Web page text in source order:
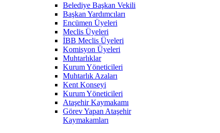
Belediye Başkan Vekili
Başkan Yardımcıları
Encümen Üyeleri
Meclis Üyeleri
İBB Meclis Üyeleri
Komisyon Üyeleri
Muhtarlıklar
Kurum Yöneticileri
Muhtarlık Azaları
Kent Konseyi
Kurum Yöneticileri
Ataşehir Kaymakamı
Görev Yapan Ataşehir
Kaymakamları